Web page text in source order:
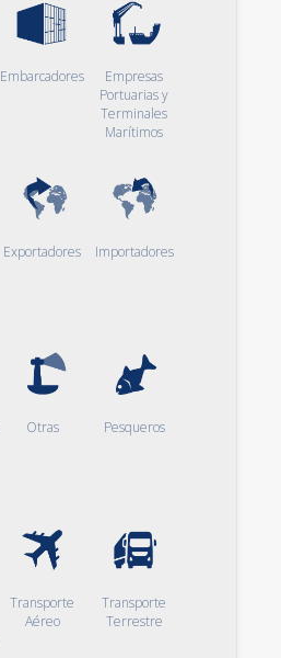
Embarcadores
Empresas
Portuarias y
Terminales
Marítimos
Exportadores Importadores
Otras Pesqueros
Transporte
Aéreo
Transporte
Terrestre